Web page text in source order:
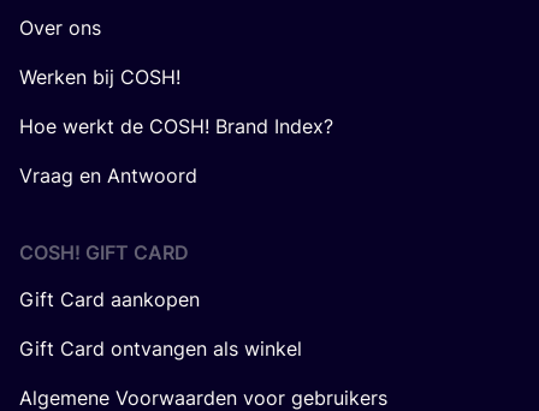
Over ons
Werken bij COSH!
Hoe werkt de COSH! Brand Index?
Vraag en Antwoord
COSH! GIFT CARD
Gift Card aankopen
Gift Card ontvangen als winkel
Algemene Voorwaarden voor gebruikers